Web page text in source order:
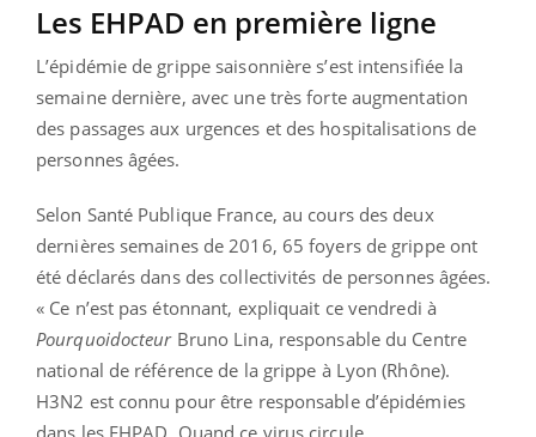
Les EHPAD en première ligne
L’épidémie de grippe saisonnière s’est intensifiée la
semaine dernière, avec une très forte augmentation
des passages aux urgences et des hospitalisations de
personnes âgées.
Selon Santé Publique France, au cours des deux
dernières semaines de 2016, 65 foyers de grippe ont
été déclarés dans des collectivités de personnes âgées.
« Ce n’est pas étonnant, expliquait ce vendredi à
PourquoidocteurBruno Lina, responsable du Centre
national de référence de la grippe à Lyon (Rhône).
H3N2 est connu pour être responsable d’épidémies
dans les EHPAD. Quand ce virus circule